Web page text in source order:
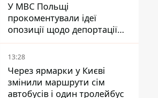
У МВС Польщі
прокоментували ідеї
опозиції щодо депортації
українських чоловіків -
абсурд і популізм
13:28
Через ярмарки у Києві
змінили маршрути сім
автобусів і один тролейбус